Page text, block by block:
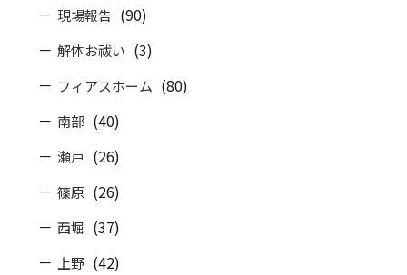
現場報告 (90)
解体お祓い (3)
フィアスホーム (80)
南部 (40)
瀬戸 (26)
篠原 (26)
西堀 (37)
上野 (42)